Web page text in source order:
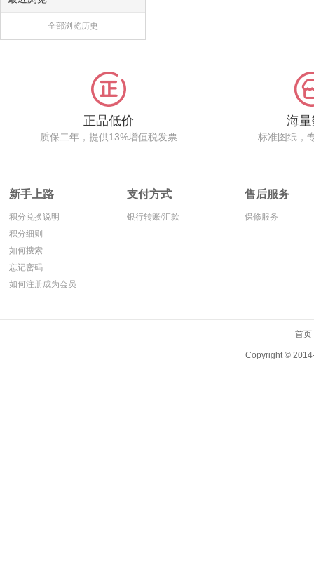
全部浏览历史
正品低价
质保二年，提供13%增值税发票
海
标准图纸，
新手上路
积分兑换说明
积分细则
如何搜索
忘记密码
如何注册成为会员
支付方式
银行转账/汇款
售后服务
保修服务
首页
Copyright ©